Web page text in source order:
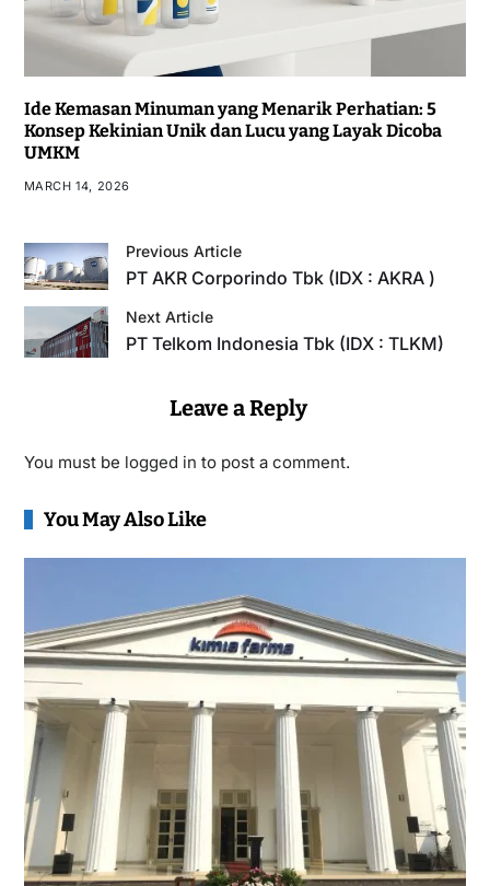
Ide Kemasan Minuman yang Menarik Perhatian: 5
Konsep Kekinian Unik dan Lucu yang Layak Dicoba
UMKM
MARCH 14, 2026
Previous Article
PT AKR Corporindo Tbk (IDX : AKRA )
Next Article
PT Telkom Indonesia Tbk (IDX : TLKM)
Leave a Reply
You must be logged in to post a comment.
You May Also Like